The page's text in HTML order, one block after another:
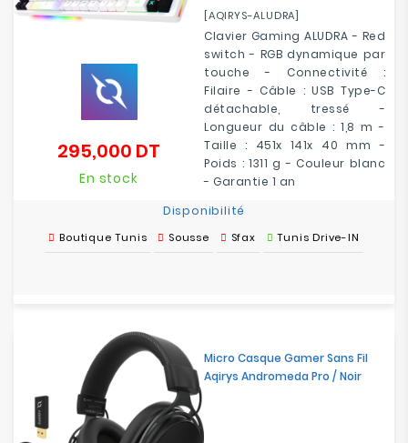
[AQIRYS-ALUDRA]
Clavier Gaming ALUDRA - Red
switch - RGB dynamique par
touche - Connectivité :
Filaire - Câble : USB Type-C
détachable, tressé -
Longueur du câble : 1,8 m -
Taille : 451x 141x 40 mm -
Poids : 1311 g - Couleur blanc
- Garantie 1 an
295,000 DT
En stock
Disponibilité
Boutique Tunis Sousse Sfax Tunis Drive-IN
Micro Casque Gamer Sans Fil
Aqirys Andromeda Pro / Noir